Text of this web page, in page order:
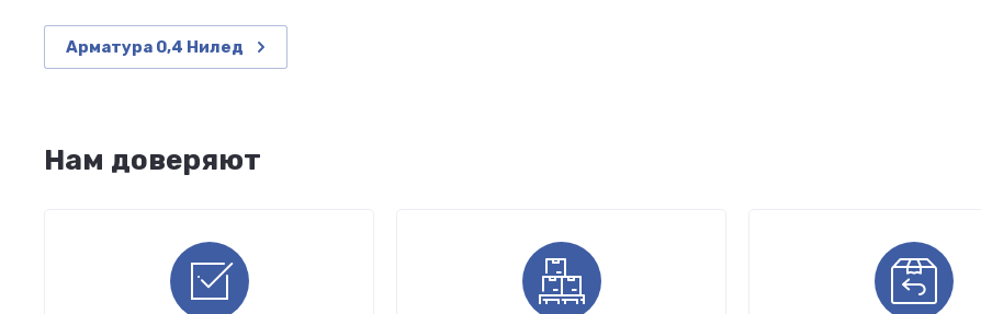
Арматура 0,4 Нилед
Нам доверяют